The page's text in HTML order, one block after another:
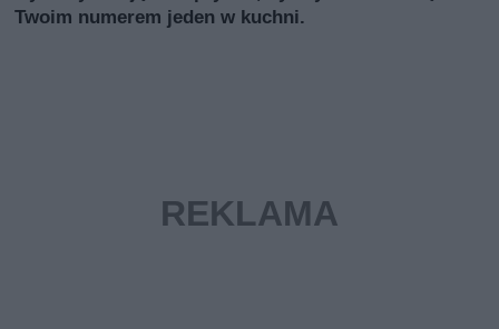
Twoim numerem jeden w kuchni.